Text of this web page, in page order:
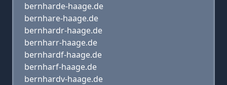
bernharde-haage.de
bernhare-haage.de
bernhardr-haage.de
bernharr-haage.de
bernhardf-haage.de
bernharf-haage.de
bernhardv-haage.de